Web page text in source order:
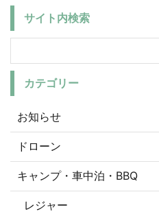
サイト内検索
カテゴリー
お知らせ
ドローン
キャンプ・車中泊・BBQ
レジャー